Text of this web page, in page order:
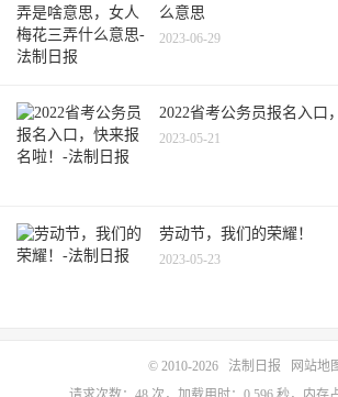
么意思
2023-06-29
2022省考公务员报名入口
2023-05-21
劳动节，我们的荣耀！
2023-05-23
© 2010-2026 法制日报
网站地